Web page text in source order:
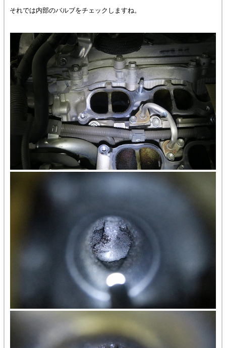
それでは内部のバルブをチェックしますね。